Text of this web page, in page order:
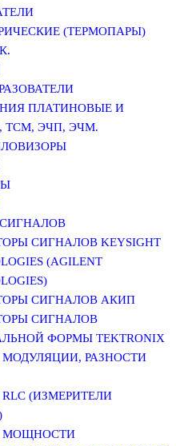
(ТЕРМОПАРЫ)
ПЛАТИНОВЫЕ И
ТСМ, ЭЧП, ЭЧМ.
СИГНАЛОВ KEYSIGHT
(AGILENT
СИГНАЛОВ АКИП
СИГНАЛОВ
ФОРМЫ TEKTRONIX
РАЗНОСТИ
(ИЗМЕРИТЕЛИ
МОЩНОСТИ